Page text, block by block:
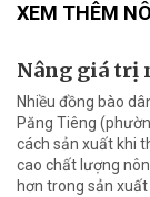
XEM THÊM
Nâng giá trị
Nhiều đồng bào
Păng Tiêng
cách sản xuất khi
cao chất lượng
hơn trong sản